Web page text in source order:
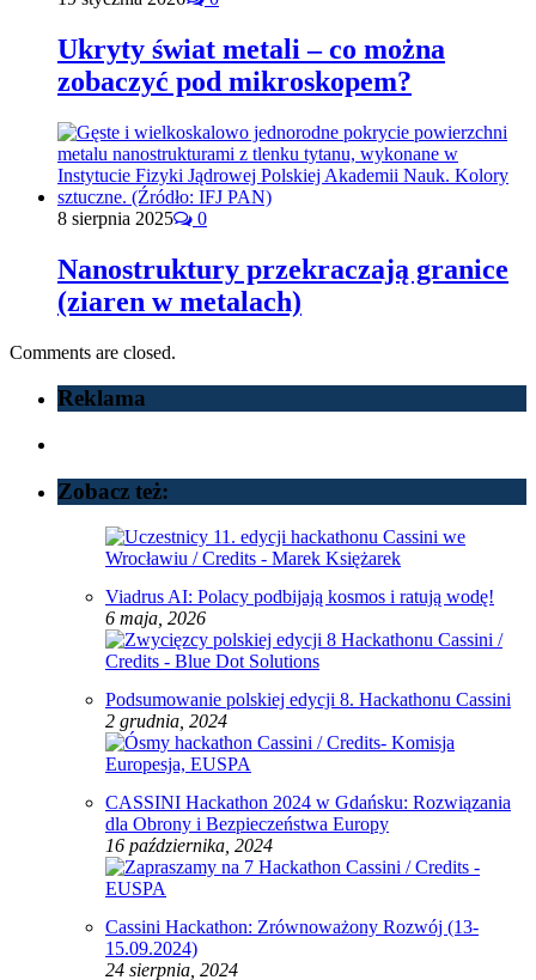
Ukryty świat metali – co można
zobaczyć pod mikroskopem?
8 sierpnia 2025 0
Nanostruktury przekraczają granice
(ziaren w metalach)
Comments are closed.
Reklama
Zobacz też:
Viadrus AI: Polacy podbijają kosmos i ratują wodę!
6 maja, 2026
Podsumowanie polskiej edycji 8. Hackathonu Cassini
2 grudnia, 2024
CASSINI Hackathon 2024 w Gdańsku: Rozwiązania
dla Obrony i Bezpieczeństwa Europy
16 października, 2024
Cassini Hackathon: Zrównoważony Rozwój (13-
15.09.2024)
24 sierpnia, 2024